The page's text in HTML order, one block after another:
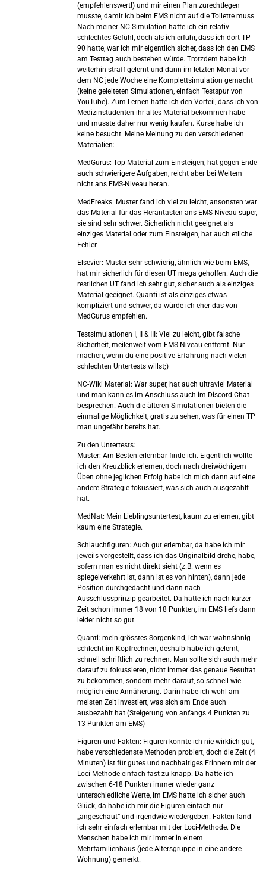
(empfehlenswert!) und mir einen Plan zurechtlegen
musste, damit ich beim EMS nicht auf die Toilette muss.
Nach meiner NC-Simulation hatte ich ein relativ
schlechtes Gefühl, doch als ich erfuhr, dass ich dort TP
90 hatte, war ich mir eigentlich sicher, dass ich den EMS
am Testtag auch bestehen würde. Trotzdem habe ich
weiterhin straff gelernt und dann im letzten Monat vor
dem NC jede Woche eine Komplettsimulation gemacht
(keine geleiteten Simulationen, einfach Testspur von
YouTube). Zum Lernen hatte ich den Vorteil, dass ich von
Medizinstudenten ihr altes Material bekommen habe
und musste daher nur wenig kaufen. Kurse habe ich
keine besucht. Meine Meinung zu den verschiedenen
Materialien:
MedGurus: Top Material zum Einsteigen, hat gegen Ende
auch schwierigere Aufgaben, reicht aber bei Weitem
nicht ans EMS-Niveau heran.
MedFreaks: Muster fand ich viel zu leicht, ansonsten war
das Material für das Herantasten ans EMS-Niveau super,
sie sind sehr schwer. Sicherlich nicht geeignet als
einziges Material oder zum Einsteigen, hat auch etliche
Fehler.
Elsevier: Muster sehr schwierig, ähnlich wie beim EMS,
hat mir sicherlich für diesen UT mega geholfen. Auch die
restlichen UT fand ich sehr gut, sicher auch als einziges
Material geeignet. Quanti ist als einziges etwas
kompliziert und schwer, da würde ich eher das von
MedGurus empfehlen.
Testsimulationen I, II & III: Viel zu leicht, gibt falsche
Sicherheit, meilenweit vom EMS Niveau entfernt. Nur
machen, wenn du eine positive Erfahrung nach vielen
schlechten Untertests willst;)
NC-Wiki Material: War super, hat auch ultraviel Material
und man kann es im Anschluss auch im Discord-Chat
besprechen. Auch die älteren Simulationen bieten die
einmalige Möglichkeit, gratis zu sehen, was für einen TP
man ungefähr bereits hat.
Zu den Untertests:
Muster: Am Besten erlernbar finde ich. Eigentlich wollte
ich den Kreuzblick erlernen, doch nach dreiwöchigem
Üben ohne jeglichen Erfolg habe ich mich dann auf eine
andere Strategie fokussiert, was sich auch ausgezahlt
hat.
MedNat: Mein Lieblingsuntertest, kaum zu erlernen, gibt
kaum eine Strategie.
Schlauchfiguren: Auch gut erlernbar, da habe ich mir
jeweils vorgestellt, dass ich das Originalbild drehe, habe,
sofern man es nicht direkt sieht (z.B. wenn es
spiegelverkehrt ist, dann ist es von hinten), dann jede
Position durchgedacht und dann nach
Ausschlussprinzip gearbeitet. Da hatte ich nach kurzer
Zeit schon immer 18 von 18 Punkten, im EMS liefs dann
leider nicht so gut.
Quanti: mein grösstes Sorgenkind, ich war wahnsinnig
schlecht im Kopfrechnen, deshalb habe ich gelernt,
schnell schriftlich zu rechnen. Man sollte sich auch mehr
darauf zu fokussieren, nicht immer das genaue Resultat
zu bekommen, sondern mehr darauf, so schnell wie
möglich eine Annäherung. Darin habe ich wohl am
meisten Zeit investiert, was sich am Ende auch
ausbezahlt hat (Steigerung von anfangs 4 Punkten zu
13 Punkten am EMS)
Figuren und Fakten: Figuren konnte ich nie wirklich gut,
habe verschiedenste Methoden probiert, doch die Zeit (4
Minuten) ist für gutes und nachhaltiges Erinnern mit der
Loci-Methode einfach fast zu knapp. Da hatte ich
zwischen 6-18 Punkten immer wieder ganz
unterschiedliche Werte, im EMS hatte ich sicher auch
Glück, da habe ich mir die Figuren einfach nur
„angeschaut“ und irgendwie wiedergeben. Fakten fand
ich sehr einfach erlernbar mit der Loci-Methode. Die
Menschen habe ich mir immer in einem
Mehrfamilienhaus (jede Altersgruppe in eine andere
Wohnung) gemerkt.